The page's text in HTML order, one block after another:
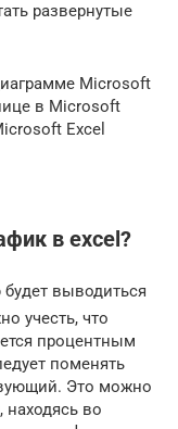
развернутые
Microsoft
в Microsoft
Excel
в excel?
выводиться
учесть, что
процентным
поменять
Это можно
находясь во